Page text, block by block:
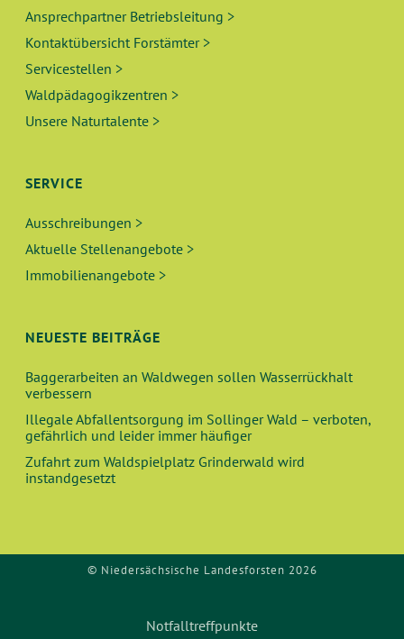
Ansprechpartner Betriebsleitung >
Kontaktübersicht Forstämter >
Servicestellen >
Waldpädagogikzentren >
Unsere Naturtalente >
SERVICE
Ausschreibungen >
Aktuelle Stellenangebote >
Immobilienangebote >
NEUESTE BEITRÄGE
Baggerarbeiten an Waldwegen sollen Wasserrückhalt
verbessern
Illegale Abfallentsorgung im Sollinger Wald – verboten,
gefährlich und leider immer häufiger
Zufahrt zum Waldspielplatz Grinderwald wird
instandgesetzt
© Niedersächsische Landesforsten 2026
Notfalltreffpunkte